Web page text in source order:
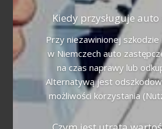
Kiedy przysługuje auto
Przy niezawinionej szkodzie
w Niemczech auto
na czas naprawy lub
Alternatywą jest
możliwości korzystania